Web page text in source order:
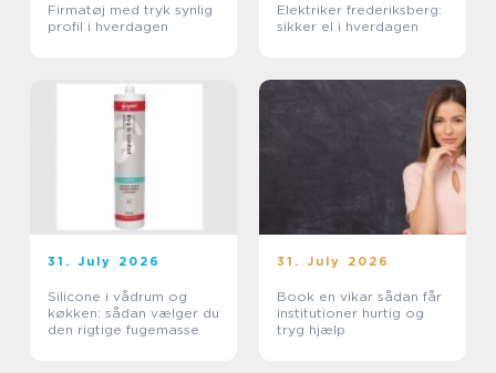
Firmatøj med tryk synlig
profil i hverdagen
Elektriker frederiksberg:
sikker el i hverdagen
31. July 2026
Silicone i vådrum og
køkken: sådan vælger du
den rigtige fugemasse
31. July 2026
Book en vikar sådan får
institutioner hurtig og
tryg hjælp